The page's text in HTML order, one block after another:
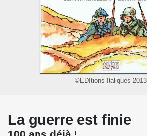
©EDItions Italiques 2013
La guerre est finie